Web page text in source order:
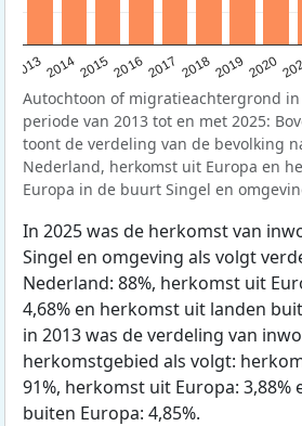
20132014201520162017 20182019 2020
Autochtoon of migratieachtergrond
periode van 2013 tot en met 2025:
toont de verdeling van de bevolking
Nederland, herkomst uit Europa en
Europa in de buurt Singel en
In 2025 was de herkomst van
Singel en omgeving als volgt
Nederland: 88%, herkomst uit
4,68% en herkomst uit landen
in 2013 was de verdeling van
herkomstgebied als volgt:
91%, herkomst uit Europa: 3,88%
buiten Europa: 4,85%.